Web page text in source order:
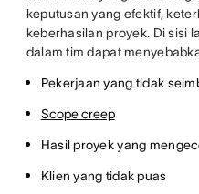
keputusan yang efektif,
keberhasilan proyek. Di sisi
dalam tim dapat
Pekerjaan yang tidak
Scope creep
Hasil proyek yang
Klien yang tidak puas